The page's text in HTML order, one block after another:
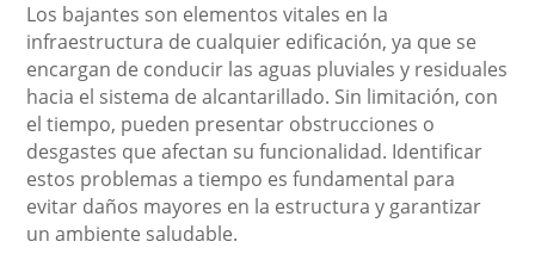
Los bajantes son elementos vitales en la
infraestructura de cualquier edificación, ya que se
encargan de conducir las aguas pluviales y residuales
hacia el sistema de alcantarillado. Sin limitación, con
el tiempo, pueden presentar obstrucciones o
desgastes que afectan su funcionalidad. Identificar
estos problemas a tiempo es fundamental para
evitar daños mayores en la estructura y garantizar
un ambiente saludable.